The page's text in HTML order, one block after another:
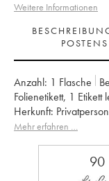
Weitere Informationen
POSTENS
Anzahl: 1 Flasche
Folienetikett, 1 Etikett
Herkunft:
privatperson
Appellation: Saumur-
Mehr erfahren …
90